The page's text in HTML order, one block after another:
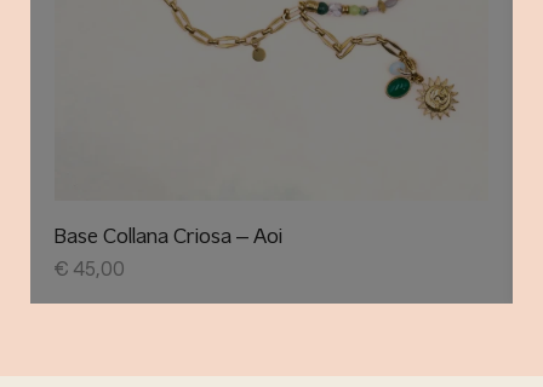
Base Collana Criosa – Aoi
€ 45,00